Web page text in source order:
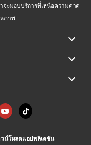
จะมอบบริการที่เหนือความคาด
ภาพ
น์โหลดแอปพลิเคชัน